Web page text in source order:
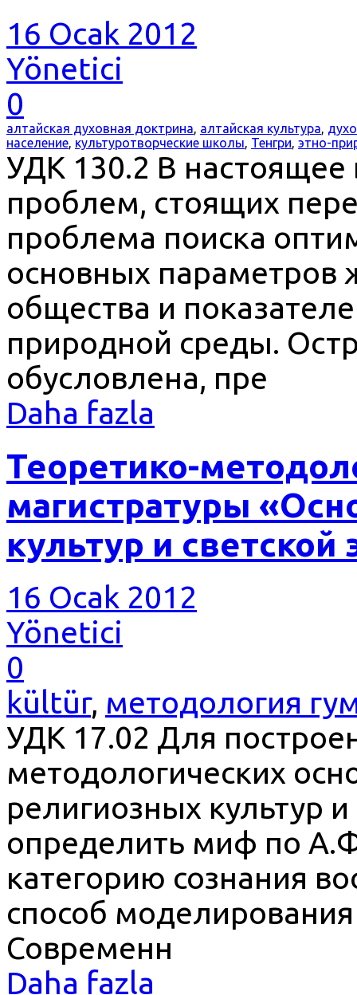
16 Ocak 2012
Yönetici
0
алтайская духовная доктрина, алтайская культура,
население, культуротворческие школы, Тенгри, этно-
УДК 130.2 В
проблем, стоящих
проблема поиска
основных параметров
общества и
природной среды.
обусловлена, пре
Daha fazla
Теоретико-
магистратуры
культур и светской
16 Ocak 2012
Yönetici
0
kültür, методология
УДК 17.02 Для
методологических
религиозных культур
определить миф по
категорию сознания
способ
Современн
Daha fazla